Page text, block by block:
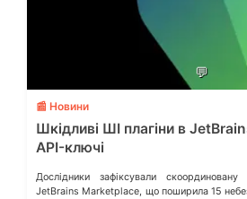
💬
📰 Новини
Шкідливі ШІ плагіни в
API-ключі
Дослідники зафіксували
JetBrains Marketplace, що поширила 15